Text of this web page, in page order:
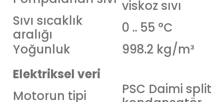
viskoz sıvı
Sıvı sıcaklık
aralığı
0 .. 55 °C
Yoğunluk
998.2 kg/m³
Elektriksel veri
Motorun tipi
PSC Daimi split